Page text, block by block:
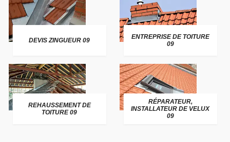
DEVIS ZINGUEUR 09
ENTREPRISE DE TOITURE
09
REHAUSSEMENT DE
TOITURE 09
RÉPARATEUR,
INSTALLATEUR DE VELUX
09